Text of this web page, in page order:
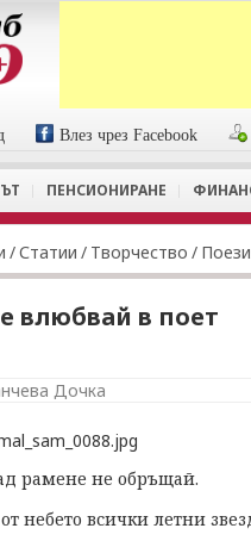
Влез чрез Facebook
ПЕНСИОНИРАНЕ
/Статии / Творчество /
влюбвай в поет
Дочка
рамене не обръщай.
небето всички летни